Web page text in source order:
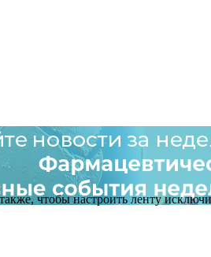
чтобы настроить ленту